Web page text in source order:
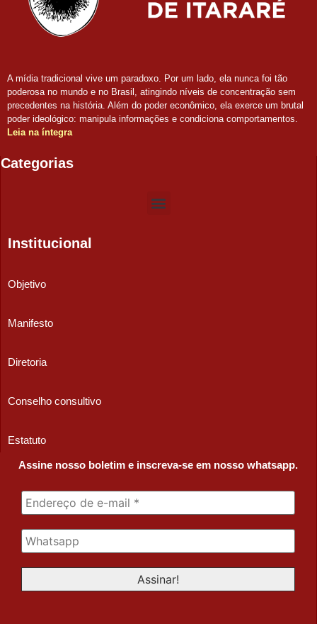
A mídia tradicional vive um paradoxo. Por um lado, ela nunca foi tão
poderosa no mundo e no Brasil, atingindo níveis de concentração sem
precedentes na história. Além do poder econômico, ela exerce um brutal
poder ideológico: manipula informações e condiciona comportamentos.
Leia na íntegra
Categorias
Institucional
Objetivo
Manifesto
Diretoria
Conselho consultivo
Estatuto
Assine nosso boletim e inscreva-se em nosso whatsapp.